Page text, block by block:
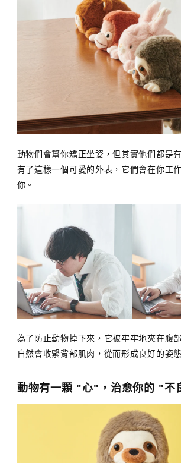
動物們會幫你矯正坐姿，但其實他們都是
有了這樣一個可愛的外表，它們會在你工
你。
為了防止動物掉下來，它被牢牢地夾在腹
自然會收緊背部肌肉，從而形成良好的姿態
動物有一顆 "心"，治愈你的 "不